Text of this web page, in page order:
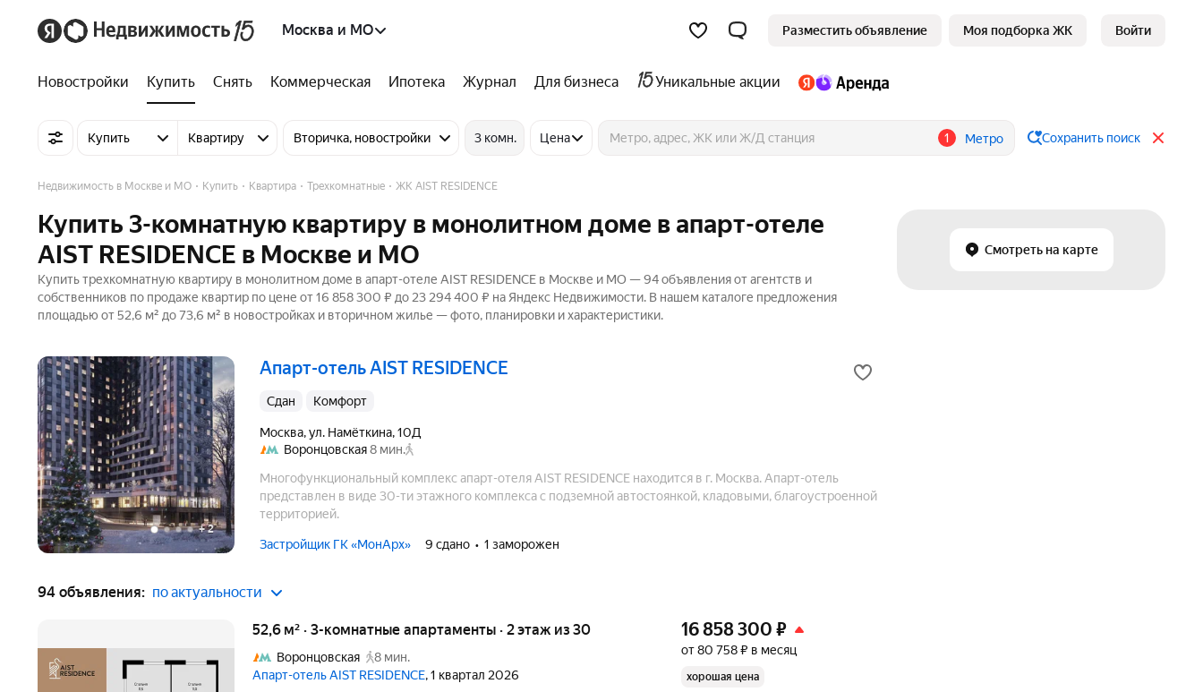
Москва и МО Разместить объявление Моя подборка ЖК Войти
Новостройки Купить Снять Коммерческая Ипотека Журнал Для бизнеса Уникальные акции
Купить Квартиру Вторичка, новостройки 3 комн. Цена 1 Метро Сохранить поиск
Смотреть на карте
Недвижимость в Москве и МО Купить Квартира Трехкомнатные ЖК AIST RESIDENCE
Купить 3-комнатную квартиру в монолитном доме в апарт-отеле
AIST RESIDENCE в Москве и МО
Купить трехкомнатную квартиру в монолитном доме в апарт-отеле AIST RESIDENCE в Москве и МО — 94 объявления от агентств и
собственников по продаже квартир по цене от 16 858 300 ₽ до 23 294 400 ₽ на Яндекс Недвижимости. В нашем каталоге предложения
площадью от 52,6 м² до 73,6 м² в новостройках и вторичном жилье — фото, планировки и характеристики.
апарт-отель AIST RESIDENCE
Сдан комфорт
Воронцовская8 мин.
Москва,ул. Намёткина,10Д
Многофункциональный комплекс апарт-отеля AIST RESIDENCE находится в г. Москва. Апарт-отель
представлен в виде 30-ти этажного комплекса с подземной автостоянкой, кладовыми, благоустроенной
территорией.
Застройщик ГК «МонАрх» 9 сдано 1 заморожен
+2
94 объявления: по актуальности
52,6 м² · 3-комнатные апартаменты · 2 этаж из 30
Воронцовская
8 мин.
Апарт-отель AIST RESIDENCE, 1 квартал 2026
16 858 300 ₽
от 80 758 ₽ в месяц
хорошая цена